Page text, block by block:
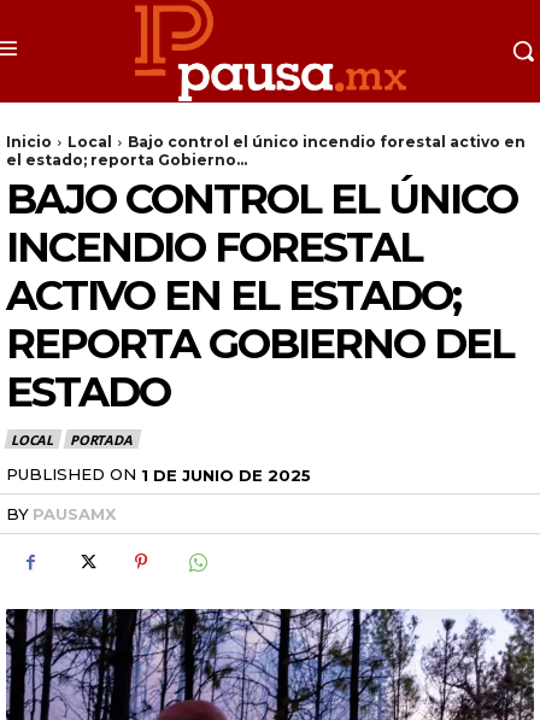
Inicio Local
Bajo control el único incendio forestal activo en
el estado; reporta Gobierno...
BAJO CONTROL EL ÚNICO
INCENDIO FORESTAL
ACTIVO EN EL ESTADO;
REPORTA GOBIERNO DEL
ESTADO
LOCAL PORTADA
PUBLISHED ON 1 DE JUNIO DE 2025
BY PAUSAMX